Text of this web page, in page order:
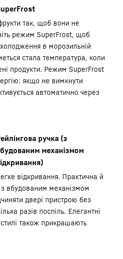
так, щоб вони не
режим SuperFrost, щоб
в морозильній
стала температура, коли
продукти. Режим SuperFrost
якщо не вимкнути
автоматично через
ручка (з
механізмом
відкривання. Практична й
з вбудованим механізмом
двері пристрою без
разів поспіль. Елегантні
також прикрашають